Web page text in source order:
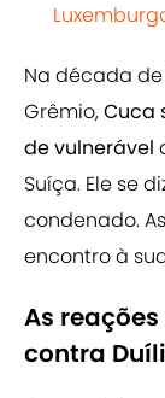
Na década
Grêmio,Cuca
de vulnerável
Suíça. Ele se
condenado.
encontro à
As
contra